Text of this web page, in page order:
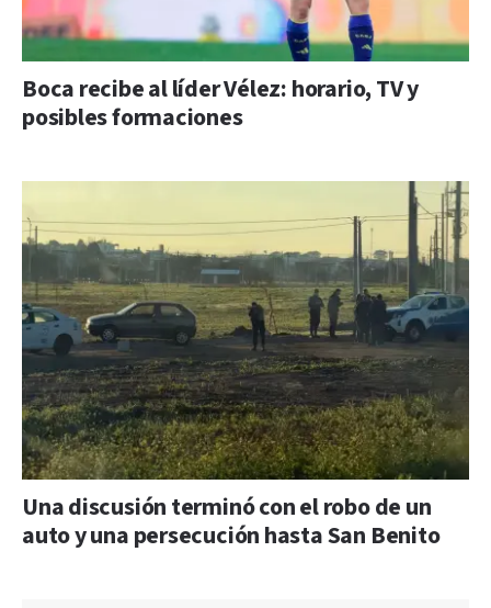
Boca recibe al líder Vélez: horario, TV y
posibles formaciones
Una discusión terminó con el robo de un
auto y una persecución hasta San Benito